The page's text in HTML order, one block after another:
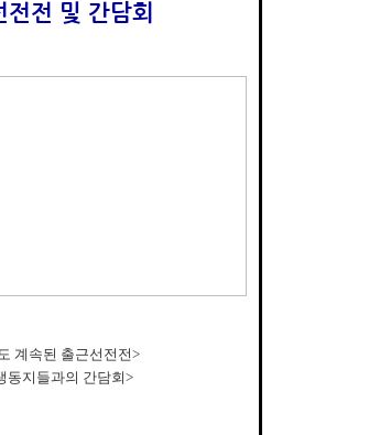
전 및 간담회
계속된 출근선전전>
동지들과의 간담회>